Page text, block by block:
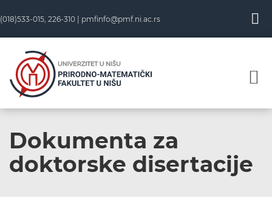
(018)533-015, 226-310 | pmfinfo@pmf.ni.ac.rs
Dokumenta za
doktorske disertacije